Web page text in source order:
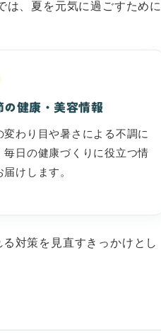
は、夏を元気に過ごすために
の健康・美容情報
変わり目や暑さによる不調に
毎日の健康づくりに役立つ情
けします。
対策を見直すきっかけとし